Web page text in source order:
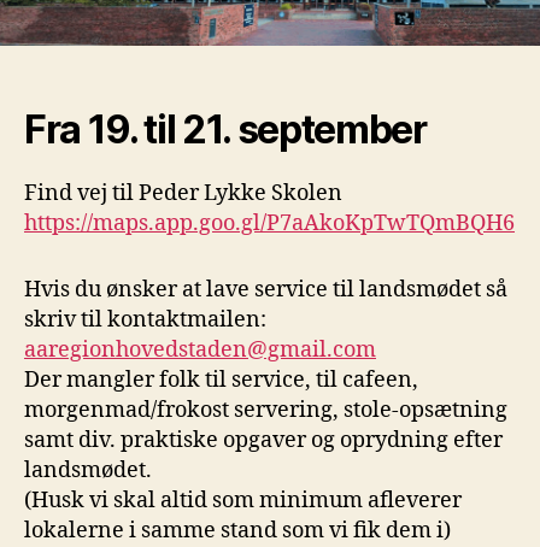
Fra 19. til 21. september
Find vej til Peder Lykke Skolen
https://maps.app.goo.gl/P7aAkoKpTwTQmBQH6
Hvis du ønsker at lave service til landsmødet så
skriv til kontaktmailen:
aaregionhovedstaden@gmail.com
Der mangler folk til service, til cafeen,
morgenmad/frokost servering, stole-opsætning
samt div. praktiske opgaver og oprydning efter
landsmødet.
(Husk vi skal altid som minimum afleverer
lokalerne i samme stand som vi fik dem i)